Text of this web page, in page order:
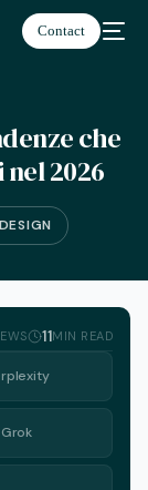
Contact
che
2026
11MIN READ
Grok